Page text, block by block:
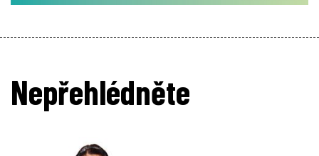
Nepřehlédněte